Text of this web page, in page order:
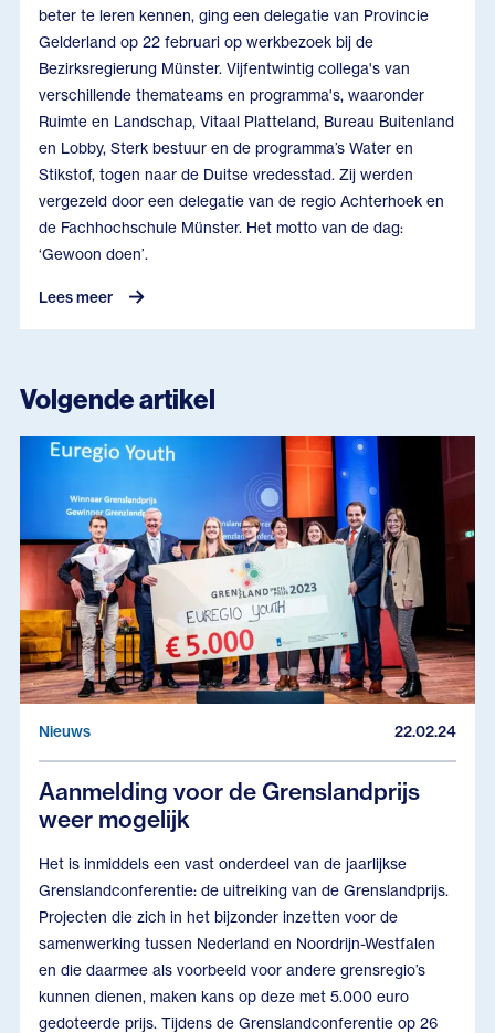
beter te leren kennen, ging een delegatie van Provincie
Gelderland op 22 februari op werkbezoek bij de
Bezirksregierung Münster. Vijfentwintig collega's van
verschillende themateams en programma's, waaronder
Ruimte en Landschap, Vitaal Platteland, Bureau Buitenland
en Lobby, Sterk bestuur en de programma’s Water en
Stikstof, togen naar de Duitse vredesstad. Zij werden
vergezeld door een delegatie van de regio Achterhoek en
de Fachhochschule Münster. Het motto van de dag:
‘Gewoon doen’.
Lees meer
Volgende artikel
Nieuws 22.02.24
Aanmelding voor de Grenslandprijs
weer mogelijk
Het is inmiddels een vast onderdeel van de jaarlijkse
Grenslandconferentie: de uitreiking van de Grenslandprijs.
Projecten die zich in het bijzonder inzetten voor de
samenwerking tussen Nederland en Noordrijn-Westfalen
en die daarmee als voorbeeld voor andere grensregio’s
kunnen dienen, maken kans op deze met 5.000 euro
gedoteerde prijs. Tijdens de Grenslandconferentie op 26